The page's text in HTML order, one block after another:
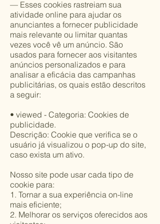
— Esses cookies rastreiam sua
atividade online para ajudar os
anunciantes a fornecer publicidade
mais relevante ou limitar quantas
vezes você vê um anúncio. São
usados para fornecer aos visitantes
anúncios personalizados e para
analisar a eficácia das campanhas
publicitárias, os quais estão descritos
a seguir:
• viewed - Categoria: Cookies de
publicidade.
Descrição: Cookie que verifica se o
usuário já visualizou o pop-up do site,
caso exista um ativo.
Nosso site pode usar cada tipo de
cookie para:
1. Tornar a sua experiência on-line
mais eficiente;
2. Melhorar os serviços oferecidos aos